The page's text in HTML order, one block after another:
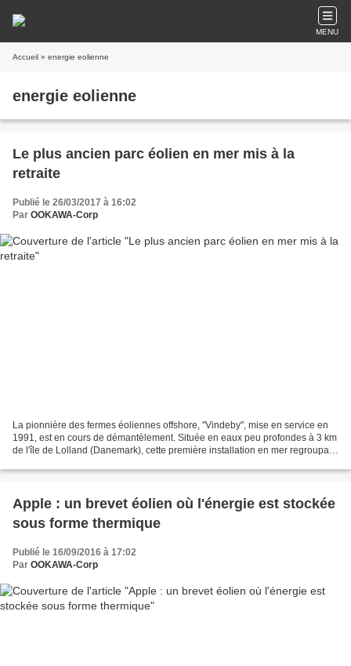
MENU
Accueil » energie eolienne
energie eolienne
Le plus ancien parc éolien en mer mis à la
retraite
Publié le 26/03/2017 à 16:02
Par OOKAWA-Corp
La pionnière des fermes éoliennes offshore, "Vindeby", mise en service en
1991, est en cours de démantèlement. Située en eaux peu profondes à 3 km
de l'île de Lolland (Danemark), cette première installation en mer regroupait
Apple : un brevet éolien où l'énergie est stockée
sous forme thermique
Publié le 16/09/2016 à 17:02
Par OOKAWA-Corp